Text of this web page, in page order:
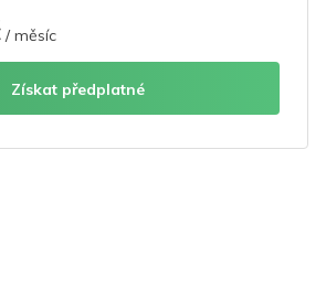
/ měsíc
Získat předplatné